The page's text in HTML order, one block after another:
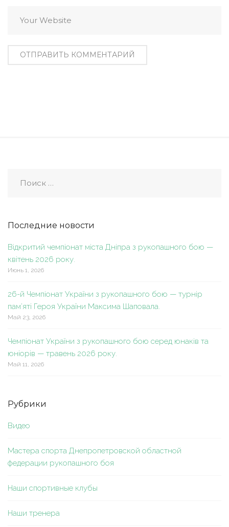
Последние новости
Відкритий чемпіонат міста Дніпра з рукопашного бою —
квітень 2026 року.
Июнь 1, 2026
26-й Чемпіонат України з рукопашного бою — турнір
пам’яті Героя України Максима Шаповала.
Май 23, 2026
Чемпіонат України з рукопашного бою серед юнаків та
юніорів — травень 2026 року.
Май 11, 2026
Рубрики
Видео
Мастера спорта Днепропетровской областной
федерации рукопашного боя
Наши спортивные клубы
Наши тренера